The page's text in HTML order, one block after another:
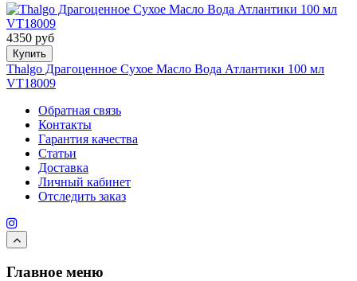
4350 руб
Купить
Thalgo Драгоценное Сухое Масло Вода Атлантики 100 мл
VT18009
Обратная связь
Контакты
Гарантия качества
Статьи
Доставка
Личный кабинет
Отследить заказ
Главное меню